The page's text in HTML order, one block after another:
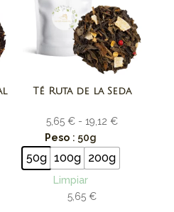
Té Ruta de la Seda
5,65€ - 19,12€Rango
desde
Peso : 50g
50g 100g 200g
Limpiar
5,65€